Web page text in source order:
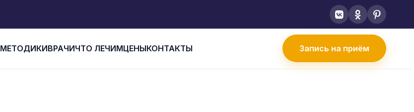
МЕТОДИКИВРАЧИЧТО ЛЕЧИМЦЕНЫКОНТАКТЫ Запись на приём